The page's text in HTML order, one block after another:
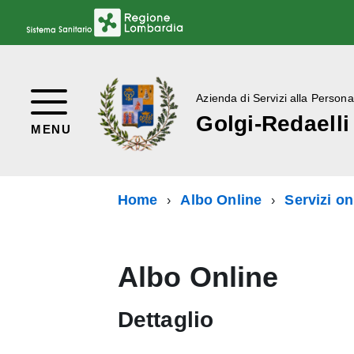
MENU
Azienda di Servizi alla Persona
Golgi-Redaelli
Home Albo Online Servizi
Albo Online
Dettaglio